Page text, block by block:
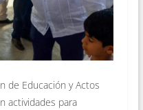
de Educación y Actos
actividades para